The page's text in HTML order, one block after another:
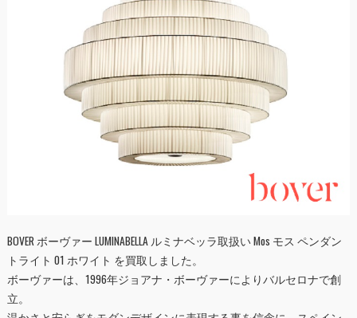
BOVER ボーヴァー LUMINABELLA ルミナベッラ取扱い Mos モス ペンダン
トライト 01 ホワイト を買取しました。
ボーヴァーは、1996年ジョアナ・ボーヴァーによりバルセロナで創
立。